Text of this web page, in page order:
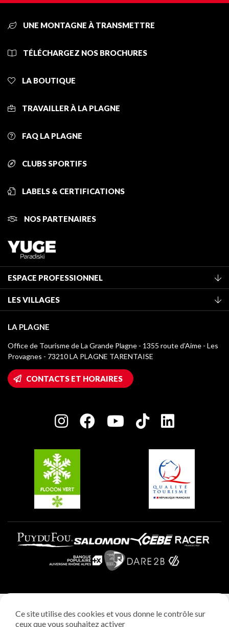
UNE MONTAGNE À TRANSMETTRE
TÉLÉCHARGEZ NOS BROCHURES
LA BOUTIQUE
TRAVAILLER À LA PLAGNE
FAQ LA PLAGNE
CLUBS SPORTIFS
LABELS & CERTIFICATIONS
NOS PARTENAIRES
ESPACE PROFESSIONNEL
Classement des meublés
Taxe de séjour
Médiathèque
Logos La Plagne
Accès Wifi
Maison des Propriétaires
Charte des Acteurs Engagés
LES VILLAGES
Montchavin - Les Coches
Champagny-en-Vanoise
Plagne 1800
Plagne Villages
Plagne Aime 2000
LA PLAGNE
Office de Tourisme de La Grande Plagne - 1355 route d’Aime - Les
Provagnes - 73210 LA PLAGNE TARENTAISE
CONTACTS ET HORAIRES
Ce site utilise des cookies et vous donne le contrôle sur
ceux que vous souhaitez activer